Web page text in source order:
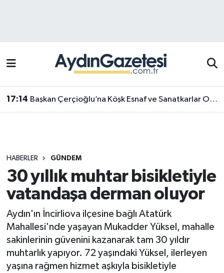
17:14 Başkan Çerçioğlu’na Köşk Esnaf ve Sanatkarlar Odası’ndan ziyaret
HABERLER GÜNDEM
30 yıllık muhtar bisikletiyle
vatandaşa derman oluyor
Aydın'ın İncirliova ilçesine bağlı Atatürk
Mahallesi'nde yaşayan Mukadder Yüksel, mahalle
sakinlerinin güvenini kazanarak tam 30 yıldır
muhtarlık yapıyor. 72 yaşındaki Yüksel, ilerleyen
yaşına rağmen hizmet aşkıyla bisikletiyle
Efeler Trafik Yoğunluk Haritası
Süper Lig Puan Durumu ve Fikstür